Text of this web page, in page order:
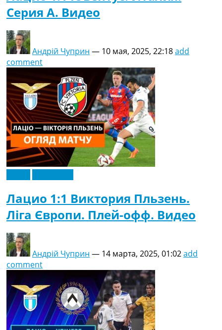
Серия A. Видео
Андрій Чуприн — 10 мая, 2025, 22:18add
comment
Лацио 1:1 Виктория Пльзень.
Ліга Європи. Плей-офф. Видео
Андрій Чуприн — 14 марта, 2025, 01:02add
comment